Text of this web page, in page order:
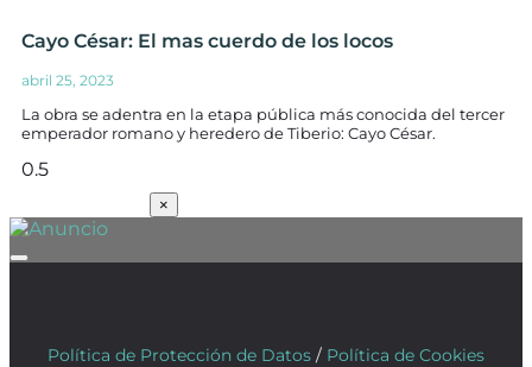
Cayo César: El mas cuerdo de los locos
abril 25, 2023
La obra se adentra en la etapa pública más conocida del tercer
emperador romano y heredero de Tiberio: Cayo César.
×
Política de Protección de Datos / Política de Cookies